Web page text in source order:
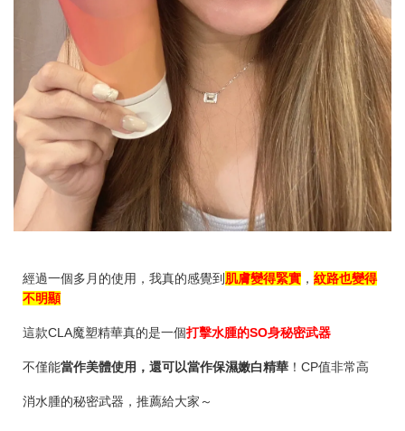
經過一個多月的使用，我真的感覺到 肌膚變得緊實 ， 紋路也變得
不明顯
這款CLA魔塑精華真的是一個打擊水腫的SO身秘密武器
不僅能當作美體使用，還可以當作保濕嫩白精華 ！CP值非常高
消水腫的秘密武器，推薦給大家～